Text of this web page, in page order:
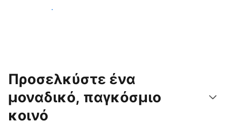
Ξεκινήστε σήμερα
Προσελκύστε ένα
μοναδικό, παγκόσμιο
κοινό